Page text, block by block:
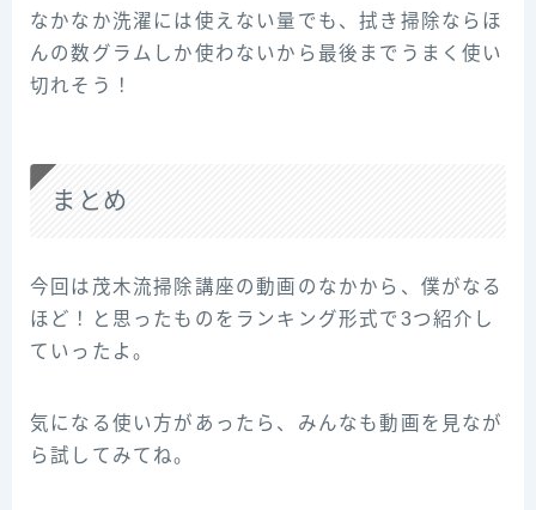
なかなか洗濯には使えない量でも、拭き掃除ならほ
んの数グラムしか使わないから最後までうまく使い
切れそう！
まとめ
今回は茂木流掃除講座の動画のなかから、僕がなる
ほど！と思ったものをランキング形式で3つ紹介し
ていったよ。
気になる使い方があったら、みんなも動画を見なが
ら試してみてね。